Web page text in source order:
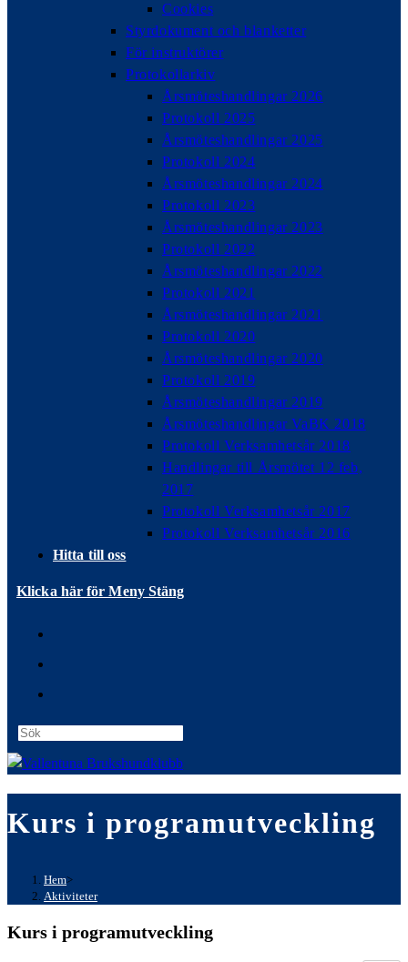
Cookies
Styrdokument och blanketter
För instruktörer
Protokollarkiv
Årsmöteshandlingar 2026
Protokoll 2025
Årsmöteshandlingar 2025
Protokoll 2024
Årsmöteshandlingar 2024
Protokoll 2023
Årsmöteshandlingar 2023
Protokoll 2022
Årsmöteshandlingar 2022
Protokoll 2021
Årsmöteshandlingar 2021
Protokoll 2020
Årsmöteshandlingar 2020
Protokoll 2019
Årsmöteshandlingar 2019
Årsmöteshandlingar VaBK 2018
Protokoll Verksamhetsår 2018
Handlingar till Årsmötet 12 feb,
2017
Protokoll Verksamhetsår 2017
Protokoll Verksamhetsår 2016
Hitta till oss
Klicka här för Meny Stäng
to
close
the
Kurs i programutveckling
Hem>
Aktiviteter
Kurs i programutveckling